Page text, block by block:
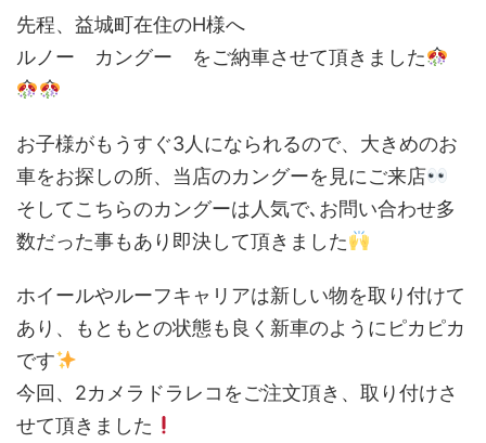
先程、益城町在住のH様へ
ルノー カングー をご納車させて頂きました
お子様がもうすぐ3人になられるので、大きめのお
車をお探しの所、当店のカングーを見にご来店
そしてこちらのカングーは人気で､お問い合わせ多
数だった事もあり即決して頂きました
ホイールやルーフキャリアは新しい物を取り付けて
あり、もともとの状態も良く新車のようにピカピカ
です
今回、2カメラドラレコをご注文頂き、取り付けさ
せて頂きました